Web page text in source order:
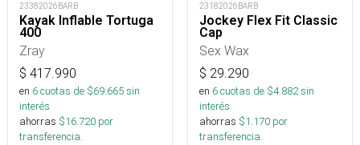
23382026BARB
Kayak Inflable Tortuga
400
Zray
$ 417.990
en 6cuotas de $69.665sin
interés
ahorras $16.720 por
transferencia.
23182026BARB
Jockey Flex Fit Classic
Cap
Sex Wax
$ 29.290
en 6cuotas de $4.882sin
interés
ahorras $1.170 por
transferencia.